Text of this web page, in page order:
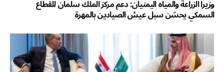
وزيرا الزراعة والمياه اليمنيان: دعم مركز الملك سلمان للقطاع
السمكي يحسّن سبل عيش الصيادين بالمهرة